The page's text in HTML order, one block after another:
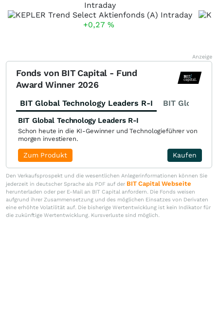
Intraday
+0,27 %
Anzeige
Fonds von BIT Capital - Fund
Award Winner 2026
BIT Global Technology Leaders R-I BIT Global
BIT Global Technology Leaders R-I
Schon heute in die KI-Gewinner und Technologieführer von
morgen investieren.
Kaufen
Zum Produkt
Den Verkaufsprospekt und die wesentlichen Anlegerinformationen können Sie
jederzeit in deutscher Sprache als PDF auf der BIT Capital Webseite
herunterladen oder per E-Mail an BIT Capital anfordern. Die Fonds weisen
aufgrund ihrer Zusammensetzung und des möglichen Einsatzes von Derivaten
eine erhöhte Volatilität auf. Die bisherige Wertentwicklung ist kein Indikator für
die zukünftige Wertentwicklung. Kursverluste sind möglich.